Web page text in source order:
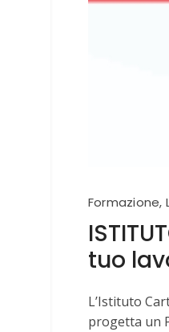
Formazione,
tuo
L’Istituto
progetta un